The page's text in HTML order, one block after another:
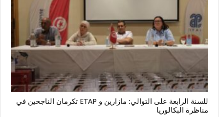
للسنة الرابعة على التوالي: مازارين و ETAP تكرمان الناجحين في
مناظرة البكالوريا